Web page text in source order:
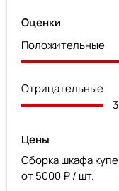
Оценки
Положительные
Отрицательные
3
Цены
Сборка шкафа купе
от 5000 ₽ / шт.